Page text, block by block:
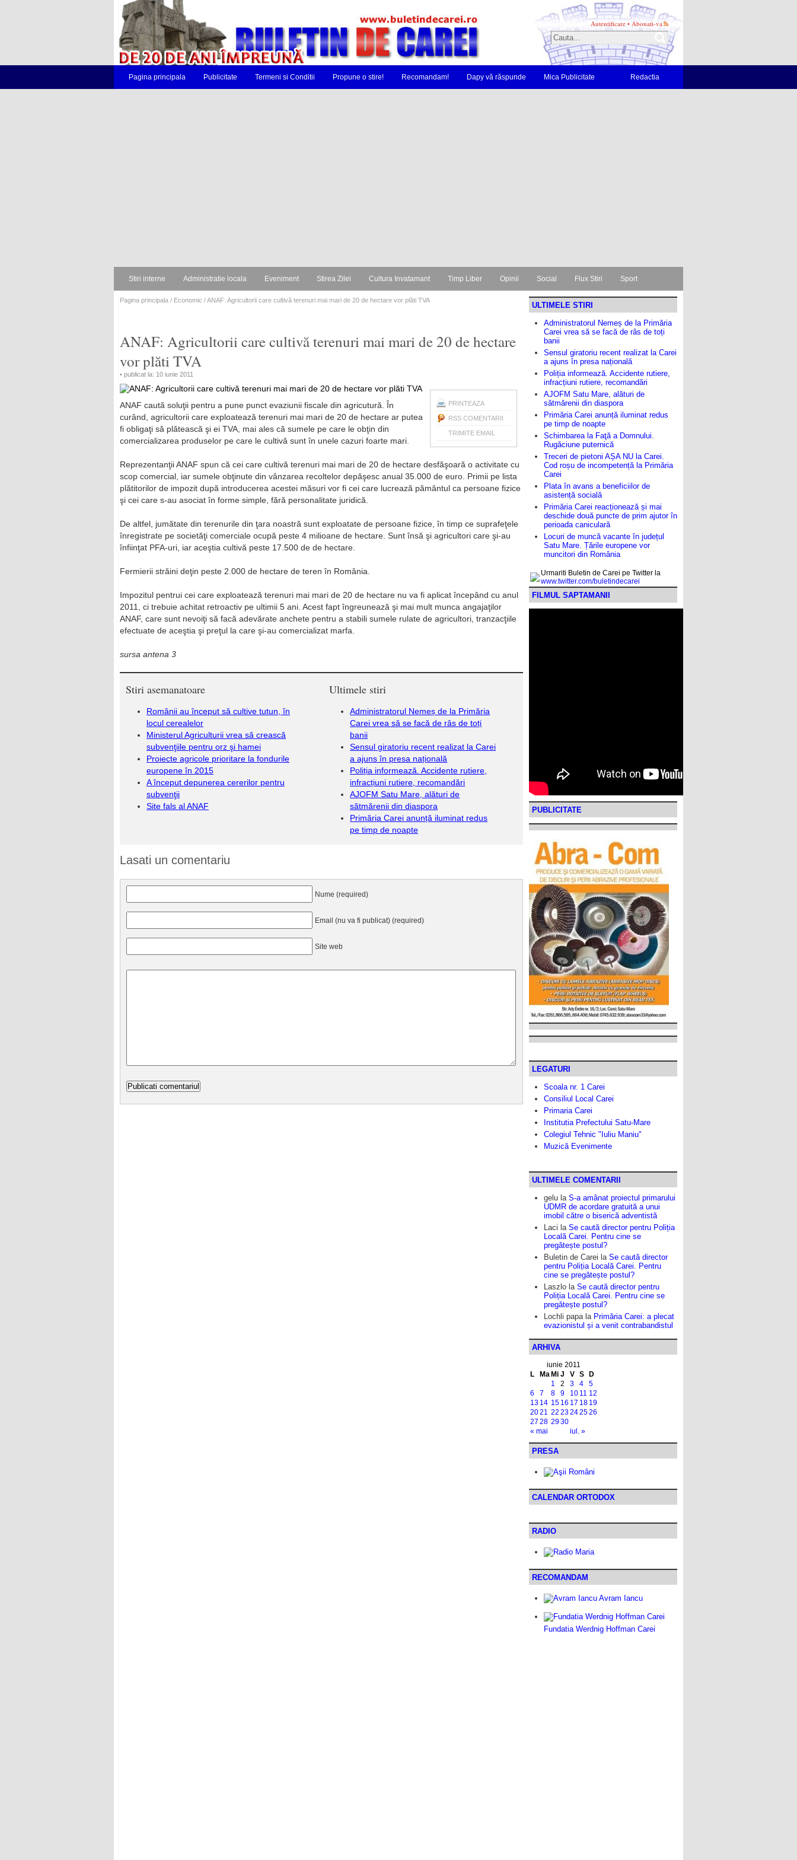
Autentificare • Abonati-va
Pagina principala Publicitate Termeni si Conditii Propune o stire! Recomandam! Dapy vă răspunde Mica Publicitate Redactia
Stiri interne Administratie locala Eveniment Stirea Zilei Cultura Invatamant Timp Liber Opinii Social Flux Stiri Sport
Pagina principala / Economic / ANAF: Agricultorii care cultivă terenuri mai mari de 20 de hectare vor plăti TVA
ANAF: Agricultorii care cultivă terenuri mai mari de 20 de hectare
vor plăti TVA
• publicat la: 10 iunie 2011
PRINTEAZA
RSS COMENTARII
TRIMITE EMAIL
ANAF caută soluţii pentru a pune punct evaziunii fiscale din agricutură. În
curând, agricultorii care exploatează terenuri mai mari de 20 de hectare ar putea
fi obligaţi să plătească şi ei TVA, mai ales că sumele pe care le obţin din
comercializarea produselor pe care le cultivă sunt în unele cazuri foarte mari.
Reprezentanţii ANAF spun că cei care cultivă terenuri mai mari de 20 de hectare desfăşoară o activitate cu
scop comercial, iar sumele obţinute din vânzarea recoltelor depăşesc anual 35.000 de euro. Primii pe lista
plătitorilor de impozit după introducerea acestei măsuri vor fi cei care lucrează pământul ca persoane fizice
şi cei care s-au asociat în forme simple, fără personalitate juridică.
De altfel, jumătate din terenurile din ţara noastră sunt exploata­te de persoane fizice, în timp ce suprafeţele
înregistrate pe societăţi comerciale ocupă peste 4 milioane de hectare. Sunt însă şi agricultori care şi-au
înfiinţat PFA-uri, iar aceştia cultivă peste 17.500 de de hectare.
Fermierii străini deţin peste 2.000 de hectare de teren în România.
Impozitul pentrui cei care exploatează terenuri mai mari de 20 de hectare nu va fi aplicat începând cu anul
2011, ci trebuie achitat retroactiv pe ultimii 5 ani. Acest fapt în­g­reu­nează şi mai mult munca an­gajaţilor
ANAF, care sunt nevoiţi să facă adevărate anchete pentru a stabili sumele rulate de agri­cul­tori, tranzacţiile
efectuate de aceş­tia şi preţul la care şi-au comercializat marfa.
sursa antena 3
Stiri asemanatoare
Românii au început să cultive tutun, în
locul cerealelor
Ministerul Agriculturii vrea să crească
subvenţiile pentru orz şi hamei
Proiecte agricole prioritare la fondurile
europene în 2015
A început depunerea cererilor pentru
subvenţii
Site fals al ANAF
Ultimele stiri
Administratorul Nemeș de la Primăria
Carei vrea să se facă de râs de toți
banii
Sensul giratoriu recent realizat la Carei
a ajuns în presa națională
Poliția informează. Accidente rutiere,
infracțiuni rutiere, recomandări
AJOFM Satu Mare, alături de
sătmărenii din diaspora
Primăria Carei anunță iluminat redus
pe timp de noapte
Lasati un comentariu
Nume (required)
Email (nu va fi publicat) (required)
Site web
ULTIMELE STIRI
Administratorul Nemeș de la Primăria
Carei vrea să se facă de râs de toți
banii
Sensul giratoriu recent realizat la Carei
a ajuns în presa națională
Poliția informează. Accidente rutiere,
infracțiuni rutiere, recomandări
AJOFM Satu Mare, alături de
sătmărenii din diaspora
Primăria Carei anunță iluminat redus
pe timp de noapte
Schimbarea la Faţă a Domnului.
Rugăciune puternică
Treceri de pietoni AȘA NU la Carei.
Cod roșu de incompetență la Primăria
Carei
Plata în avans a beneficiilor de
asistență socială
Primăria Carei reacționează și mai
deschide două puncte de prim ajutor în
perioada caniculară
Locuri de muncă vacante în județul
Satu Mare. Țările europene vor
muncitori din România
Urmariti Buletin de Carei pe Twitter la
www.twitter.com/buletindecarei
FILMUL SAPTAMANII
PUBLICITATE
LEGATURI
Scoala nr. 1 Carei
Consiliul Local Carei
Primaria Carei
Institutia Prefectului Satu-Mare
Colegiul Tehnic "Iuliu Maniu"
Muzică Evenimente
ULTIMELE COMENTARII
gelu la S-a amânat proiectul primarului
UDMR de acordare gratuită a unui
imobil către o biserică adventistă
Laci la Se caută director pentru Poliția
Locală Carei. Pentru cine se
pregătește postul?
Buletin de Carei la Se caută director
pentru Poliția Locală Carei. Pentru
cine se pregătește postul?
Laszlo la Se caută director pentru
Poliția Locală Carei. Pentru cine se
pregătește postul?
Lochli papala Primăria Carei: a plecat
evazionistul și a venit contrabandistul
ARHIVA
iunie 2011
L
Ma Mi J V S D
« mai iul. »
1 2 3 4
5
6
7 8 9 10 11 12
13 14 15 16 17 18 19
2021 22 23242526
27 28 2930
PRESA
CALENDAR ORTODOX
RADIO
RECOMANDAM
Avram Iancu
Fundatia Werdnig Hoffman Carei